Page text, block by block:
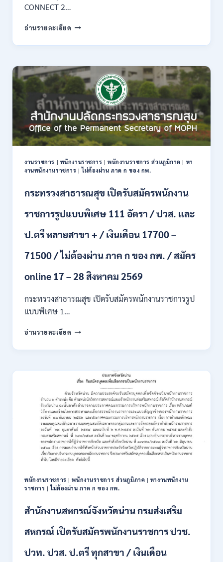
CONNECT 2…
อ่านรายละเอียด ธนาคาร
เปิด
สมัคร
งาน
40
ตำแหน่ง
/
ปริญญา
ตรี
หลาย
ขึ้น
ไป
ยินดี
นักศึกษา
ใหม่
สมัคร
8
งานราชการ | พนักงานราชการ |พนักงานราชการ ส่วนภูมิภาค | หา
งานพนักงานราชการ |ไม่ต้องผ่าน ภาค ก ของ กพ.
กระทรวงสาธารณสุข เปิดรับสมัครพนักงาน
ราชการรูปแบบพิเศษ 111 อัตรา / ปวส. และ
ป.ตรี หลายสาขา + / เงินเดือน 17700 –
71500 / ไม่ต้องผ่าน ภาค ก ของ กพ. / สมัคร
online 17 – 28 สิงหาคม 2569
กระทรวงสาธารณสุข เปิดรับสมัครพนักงานราชการรูป
แบบพิเศษ 1…
อ่านรายละเอียด กระทรวง
เปิด
สมัคร
พนักงาน
ราชการ
รูป
แบบ
พิเศษ
111
อัตรา
/
ปวส.
ป.ตรี
หลาย
+
เงิน
17700
–
พนักงานราชการ |พนักงานราชการ ส่วนภูมิภาค | หางานพนักงาน
ราชการ |ไม่ต้องผ่าน ภาค ก ของ กพ.
สำนักงานสหกรณ์จังหวัดน่าน กรมส่งเสริม
สหกรณ์ เปิดรับสมัครพนักงานราชการ ปวช.
ปวท. ปวส. ป.ตรี ทุกสาขา / เงินเดือน